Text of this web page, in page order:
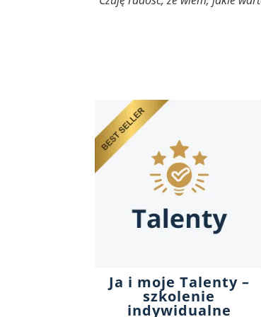
Ja i moje Talenty –
szkolenie
indywidualne